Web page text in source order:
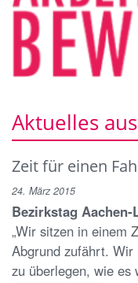
Aktuelles
Zeit für einen
24. März 2015
Bezirkstag
„Wir sitzen in einem
Abgrund zufährt. Wir
zu überlegen, wie es